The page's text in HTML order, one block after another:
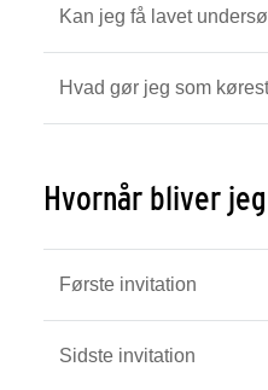
Kan jeg få lavet
Hvad gør jeg som
Hvornår bliver
Første invitation
Sidste invitation